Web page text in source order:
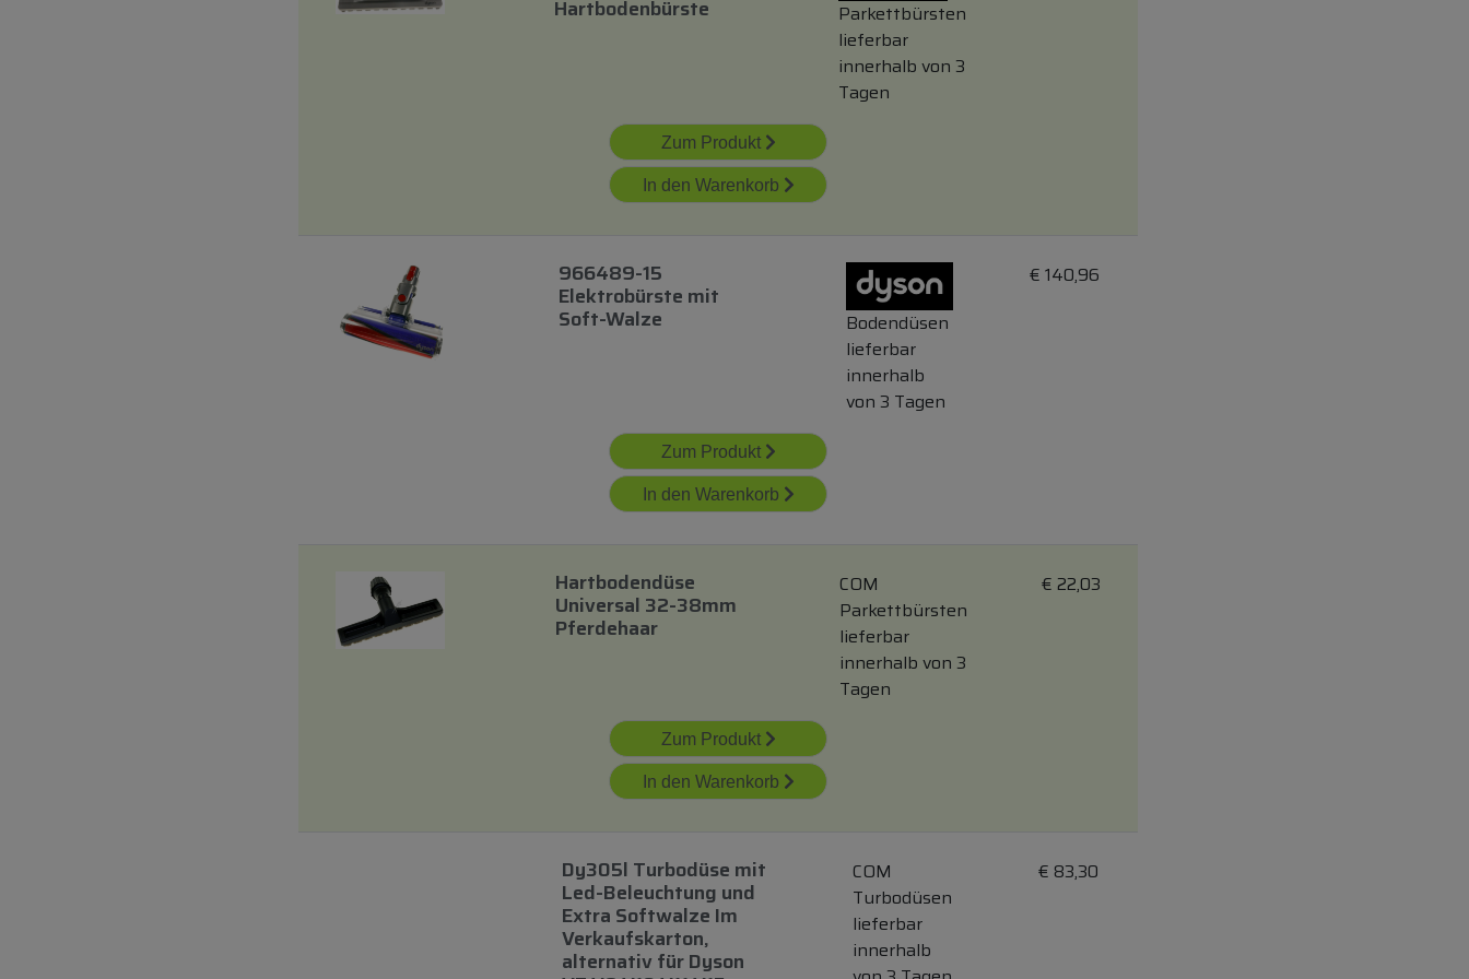
Hartbodenbürste
Parkettbürsten
lieferbar
innerhalb von 3
Tagen
Zum Produkt
In den Warenkorb
966489-15
Elektrobürste mit
Soft-Walze
Bodendüsen
lieferbar
innerhalb
von 3 Tagen
€ 140,96
Zum Produkt
In den Warenkorb
Hartbodendüse
Universal 32-38mm
Pferdehaar
COM
Parkettbürsten
lieferbar
innerhalb von 3
Tagen
€ 22,03
Zum Produkt
In den Warenkorb
Dy305l Turbodüse mit
Led-Beleuchtung und
Extra Softwalze Im
Verkaufskarton,
alternativ fürDyson
COM
Turbodüsen
lieferbar
innerhalb
€ 83,30